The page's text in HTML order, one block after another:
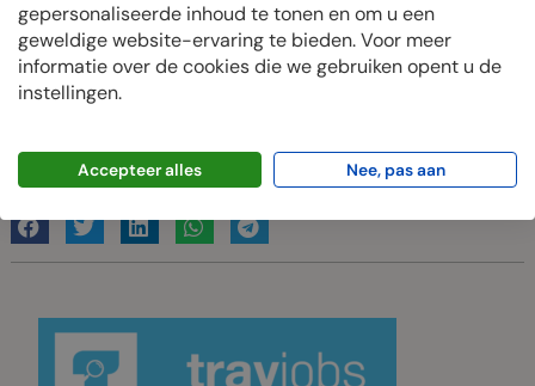
listing
has
expired.
gepersonaliseerde inhoud te tonen en om u een
geweldige website-ervaring te bieden. Voor meer
informatie over de cookies die we gebruiken opent u de
instellingen.
Accepteer alles Nee, pas aan